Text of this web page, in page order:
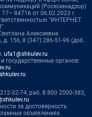
(Роскомнадзор)
84716 от 06.02.2023 г.
"ИНТЕРНЕТ
Алексеевна
д. 156, 8 (347) 286-51-96 (доб.
ufa1@shkulev.ru
государственных органов:
32-74, раб. 8 800 2000-383,
за достоверность
объявлениях.